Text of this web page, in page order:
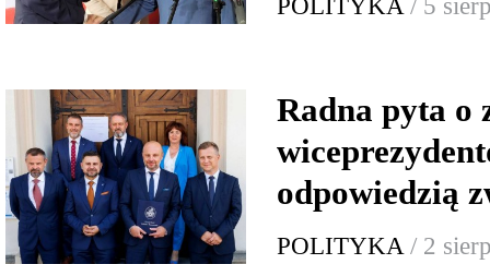
POLITYKA / 5
Radna pyta o
odpowiedzią
POLITYKA / 2